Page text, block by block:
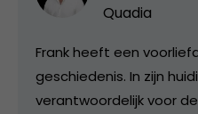
Quadia
Frank heeft een
geschiedenis. In zijn
verantwoordelijk voor